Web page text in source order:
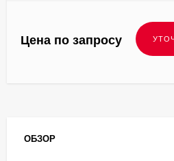
Цена по запросу
ОБЗОР